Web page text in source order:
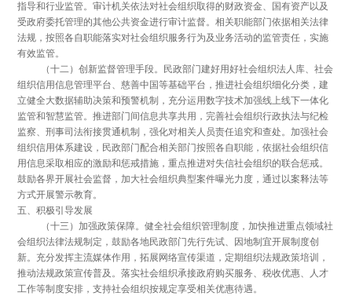
指导和行业监管。审计机关依法对社会组织取得的财政资金、国有资产以及
受政府委托管理的其他公共资金进行审计监督。相关职能部门依据相关法律
法规，按照各自职能落实对社会组织服务行为及业务活动的监管责任，实施
有效监管。
（十二）创新监督管理手段。民政部门建好用好社会组织法人库、社会
组织信用信息管理平台、慈善中国等基础平台，推进社会组织细化分类，建
立健全大数据辅助决策和预警机制，充分运用数字技术加强线上线下一体化
监管和智慧监管。推进部门间信息共享共用，完善社会组织行政执法与纪检
监察、刑事司法衔接贯通机制，强化对相关人员责任追究和查处。加强社会
组织信用体系建设，民政部门配合相关部门按照各自职能，依据社会组织信
用信息采取相应的激励和惩戒措施，重点推进对失信社会组织的联合惩戒。
鼓励各界开展社会监督，加大社会组织典型案件曝光力度，通过以案释法等
方式开展警示教育。
五、积极引导发展
（十三）加强政策保障。健全社会组织管理制度，加快推进重点领域社
会组织法律法规制定，鼓励各地民政部门先行先试、因地制宜开展制度创
新。充分发挥主流媒体作用，拓展网络宣传渠道，定期组织法规政策培训，
推动法规政策宣传普及。落实社会组织承接政府购买服务、税收优惠、人才
工作等制度安排，支持社会组织按规定享受相关优惠待遇。